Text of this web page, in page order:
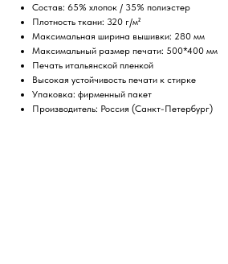
Состав: 65% хлопок / 35% полиэстер
Плотность ткани: 320 г/м²
Максимальная ширина вышивки: 280 мм
Максимальный размер печати: 500*400 мм
Печать итальянской пленкой
Высокая устойчивость печати к стирке
Упаковка: фирменный пакет
Производитель: Россия (Санкт-Петербург)